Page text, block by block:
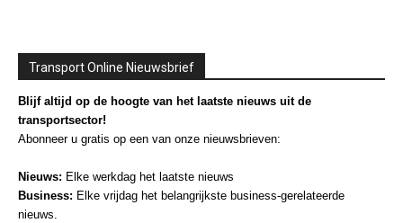
Transport Online Nieuwsbrief
Blijf altijd op de hoogte van het laatste nieuws uit de
transportsector!
Abonneer u gratis op een van onze nieuwsbrieven:
Nieuws: Elke werkdag het laatste nieuws
Business: Elke vrijdag het belangrijkste business-gerelateerde
nieuws.